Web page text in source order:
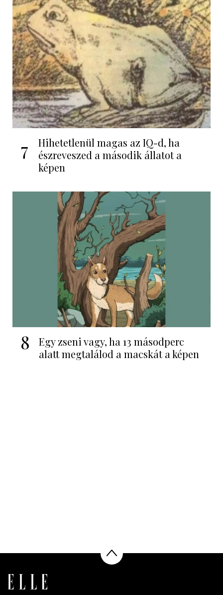
7
Hihetetlenül magas az IQ-d, ha
észreveszed a második állatot a
képen
8
Egy zseni vagy, ha 13 másodperc
alatt megtalálod a macskát a képen